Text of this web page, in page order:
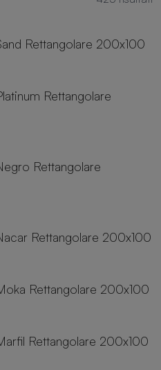
Rettangolare 200x100
Rettangolare
Rettangolare
Rettangolare 200x100
Rettangolare 200x100
Rettangolare 200x100